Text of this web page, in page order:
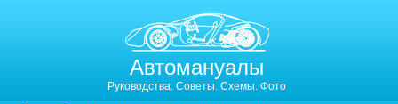
Автомануалы
Руководства. Советы. Схемы. Фото